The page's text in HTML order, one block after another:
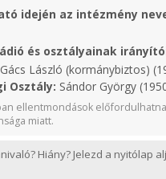
idején az intézmény
és osztályainak
Gács László (kormánybiztos)
Osztály: Sándor György
ellentmondások
miatt.
Hiány? Jelezd a nyitólap